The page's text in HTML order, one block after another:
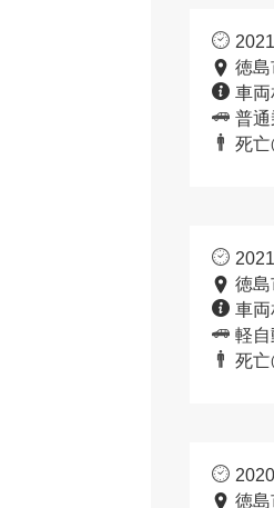
徳
車両
普通
死亡
徳
車両
軽自
死亡
徳